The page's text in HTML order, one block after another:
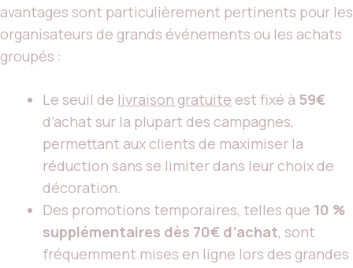
avantages sont particulièrement pertinents pour les
organisateurs de grands événements ou les achats
groupés :
Le seuil de livraison gratuite est fixé à 59€
d’achat sur la plupart des campagnes,
permettant aux clients de maximiser la
réduction sans se limiter dans leur choix de
décoration.
Des promotions temporaires, telles que 10 %
supplémentaires dès 70€ d’achat, sont
fréquemment mises en ligne lors des grandes